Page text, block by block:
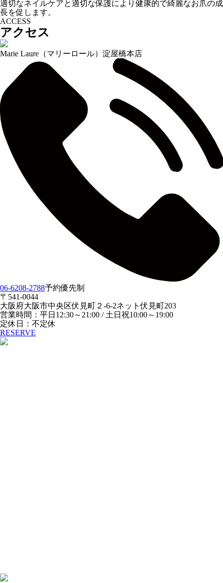
適切なネイルケアと適切な保護により健康的で綺麗なお爪の成
長を促します。
ACCESS
アクセス
Marie Laure （マリーロール） 淀屋橋本店
06-6208-2788予約優先制
〒541-0044
大阪府大阪市中央区伏見町２-6-2ネット伏見町203
営業時間：平日12:30～21:00 / 土日祝10:00～19:00
定休日：不定休
RESERVE